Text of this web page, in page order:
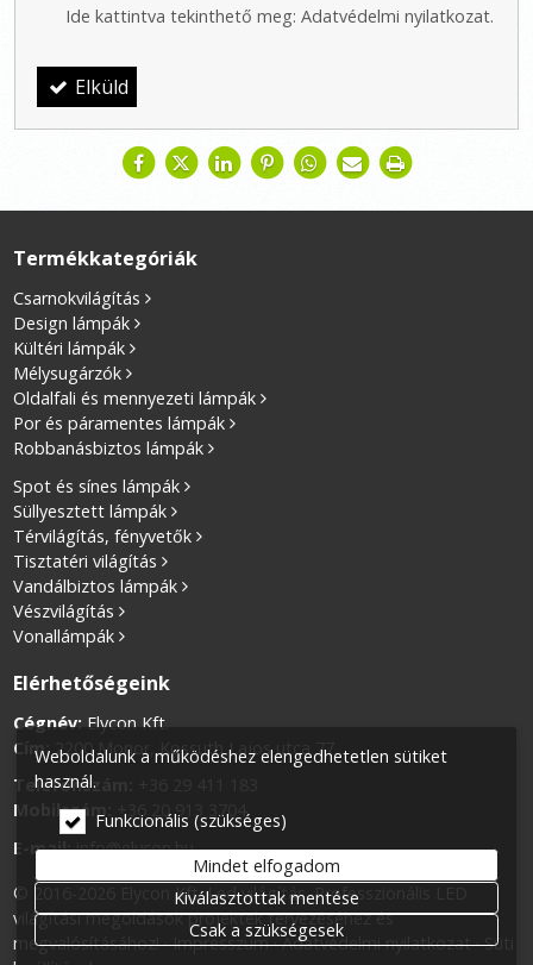
Ide kattintva tekinthető meg: Adatvédelmi nyilatkozat.
Elküld
Termékkategóriák
Csarnokvilágítás
Design lámpák
Kültéri lámpák
Mélysugárzók
Oldalfali és mennyezeti lámpák
Por és páramentes lámpák
Robbanásbiztos lámpák
Spot és sínes lámpák
Süllyesztett lámpák
Térvilágítás, fényvetők
Tisztatéri világítás
Vandálbiztos lámpák
Vészvilágítás
Vonallámpák
Elérhetőségeink
Cégnév:Elycon Kft.
Cím:2200 Monor, Kossuth Lajos utca 77.
Telefonszám:
Mobilszám:
+36 20 913 3704
E-mail: info@elycon.hu
© 2016-2026 Elycon Kft. Led világítás. Professzionális LED
világítási megoldások projektek tervezéséhez és
megvalósításához! Impresszum Adatvédelmi nyilatkozat Süti
Weboldalunk a működéshez elengedhetetlen sütiket
használ.
Funkcionális (szükséges)
Mindet elfogadom
Kiválasztottak mentése
Csak a szükségesek